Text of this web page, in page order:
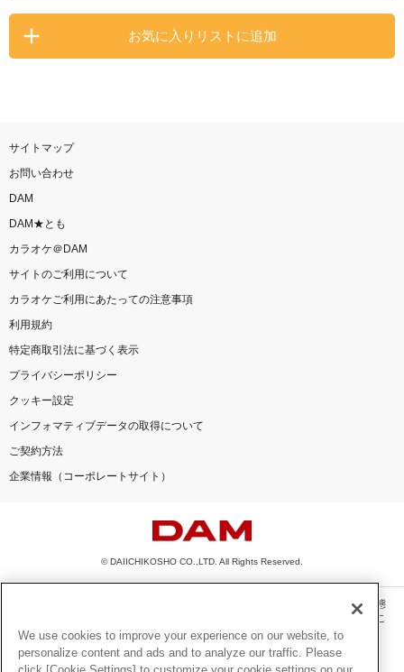
お気に入りリストに追加
サイトマップ
お問い合わせ
DAM
DAM★とも
カラオケ＠DAM
サイトのご利用について
カラオケご利用にあたっての注意事項
利用規約
特定商取引法に基づく表示
プライバシーポリシー
クッキー設定
インフォマティブデータの取得について
ご契約方法
企業情報（コーポレートサイト）
© DAIICHIKOSHO CO.,LTD. All Rights Reserved.
このサイトに掲載されている一切の文章・画像・写真・動画・音声等を、手段や形態
を問わず、著作権法の定める範囲を超えて無断で複製、転載、ファイル化などするこ
とを禁じます。
楽曲及びコンテンツは、機種によりご利用いただけない場合があります。
We use cookies to improve your experience on our website, to
personalize content and ads and to analyze our traffic. Please